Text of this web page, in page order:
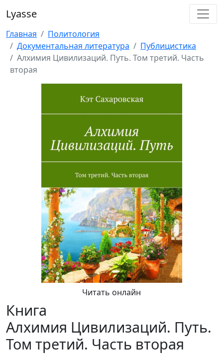
Lyasse
Главная
Политология
Документальная литература
Публицистика
Алхимия Цивилизаций. Путь. Том третий. Часть
вторая
Читать онлайн
Книга
Алхимия Цивилизаций. Путь.
Том третий. Часть вторая